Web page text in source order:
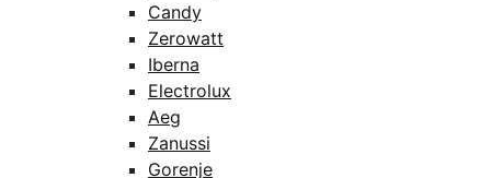
Candy
Zerowatt
Iberna
Electrolux
Aeg
Zanussi
Gorenje